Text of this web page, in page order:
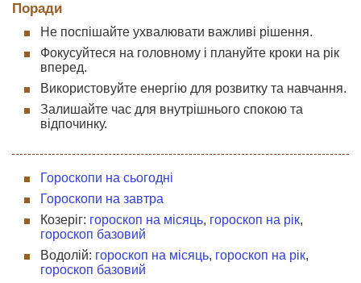
Поради
Не поспішайте ухвалювати важливі рішення.
Фокусуйтеся на головному і плануйте кроки на рік
вперед.
Використовуйте енергію для розвитку та навчання.
Залишайте час для внутрішнього спокою та
відпочинку.
Гороскопи на сьогодні
Гороскопи на завтра
Козеріг: гороскоп на місяць, гороскоп на рік,
гороскоп базовий
Водолій: гороскоп на місяць, гороскоп на рік,
гороскоп базовий